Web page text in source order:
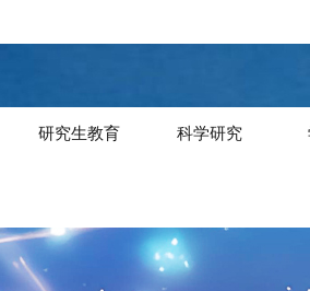
研究生教育 科学研究